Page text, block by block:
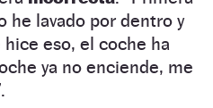
he lavado por dentro y
eso, el coche ha
ya no enciende, me